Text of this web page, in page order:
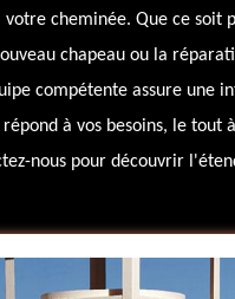
cheminée. Que ce soit
chapeau ou la
compétente assure une
à vos besoins, le tout
nous pour découvrir